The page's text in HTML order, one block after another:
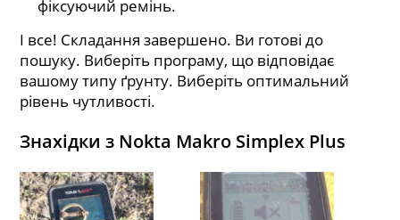
фіксуючий ремінь.
І все! Складання завершено. Ви готові до
пошуку. Виберіть програму, що відповідає
вашому типу ґрунту. Виберіть оптимальний
рівень чутливості.
Знахідки з Nokta Makro Simplex Plus